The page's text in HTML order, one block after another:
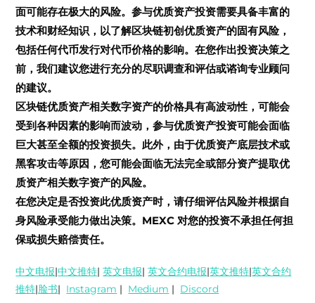
面可能存在极大的风险。参与优质资产投资需要具备丰富的
技术和财经知识，以了解区块链初创优质资产的固有风险，
包括任何代币发行对代币价格的影响。在您作出投资决策之
前，我们建议您进行充分的尽职调查和评估或谘询专业顾问
的建议。
区块链优质资产相关数字资产的价格具有高波动性，可能会
受到各种因素的影响而波动，参与优质资产投资可能会面临
巨大甚至全额的投资损失。此外，由于优质资产底层技术或
黑客攻击等原因，您可能会面临无法完全或部分资产提取优
质资产相关数字资产的风险。
在您决定是否投资此优质资产时，请仔细评估风险并根据自
身风险承受能力做出决策。MEXC 对您的投资不承担任何担
保或损失赔偿责任。
中文电报|中文推特|英文电报|英文合约电报|英文推特|英文合约
推特|脸书| Instagram | Medium | Discord